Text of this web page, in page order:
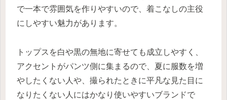
で一本で雰囲気を作りやすいので、着こなしの主役
にしやすい魅力があります。
トップスを白や黒の無地に寄せても成立しやすく、
アクセントがパンツ側に集まるので、夏に服数を増
やしたくない人や、撮られたときに平凡な見た目に
なりたくない人にはかなり使いやすいブランドで